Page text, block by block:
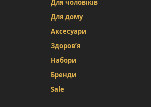
Для чоловіків
Для дому
Аксесуари
Здоров’я
Набори
Бренди
Sale